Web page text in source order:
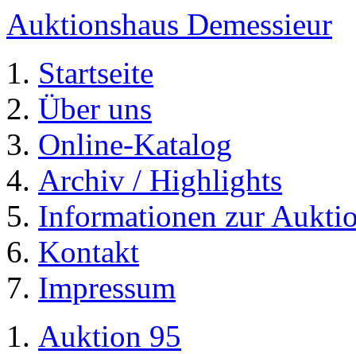
Auktionshaus Demessieur
Startseite
Über uns
Online-Katalog
Archiv / Highlights
Informationen zur
Kontakt
Impressum
Auktion 95